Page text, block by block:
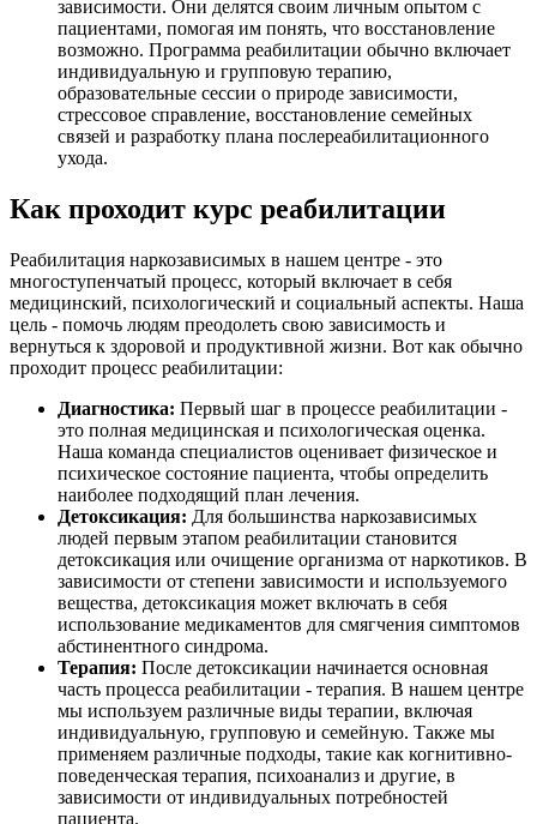
зависимости. Они делятся своим личным опытом с
пациентами, помогая им понять, что восстановление
возможно. Программа реабилитации обычно включает
индивидуальную и групповую терапию,
образовательные сессии о природе зависимости,
стрессовое справление, восстановление семейных
связей и разработку плана послереабилитационного
ухода.
Как проходит курс реабилитации
Реабилитация наркозависимых в нашем центре - это
многоступенчатый процесс, который включает в себя
медицинский, психологический и социальный аспекты. Наша
цель - помочь людям преодолеть свою зависимость и
вернуться к здоровой и продуктивной жизни. Вот как обычно
проходит процесс реабилитации:
Диагностика: Первый шаг в процессе реабилитации -
это полная медицинская и психологическая оценка.
Наша команда специалистов оценивает физическое и
психическое состояние пациента, чтобы определить
наиболее подходящий план лечения.
Детоксикация: Для большинства наркозависимых
людей первым этапом реабилитации становится
детоксикация или очищение организма от наркотиков. В
зависимости от степени зависимости и используемого
вещества, детоксикация может включать в себя
использование медикаментов для смягчения симптомов
абстинентного синдрома.
Терапия: После детоксикации начинается основная
часть процесса реабилитации - терапия. В нашем центре
мы используем различные виды терапии, включая
индивидуальную, групповую и семейную. Также мы
применяем различные подходы, такие как когнитивно-
поведенческая терапия, психоанализ и другие, в
зависимости от индивидуальных потребностей
пациента.